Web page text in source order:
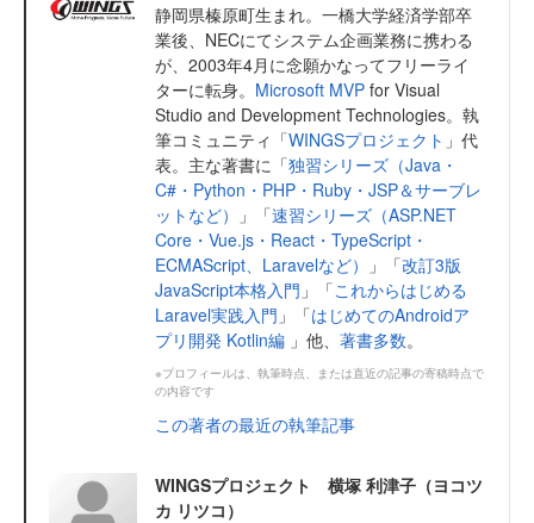
静岡県榛原町生まれ。一橋大学経済学部卒
業後、NECにてシステム企画業務に携わる
が、2003年4月に念願かなってフリーライ
ターに転身。 Microsoft MVP for Visual
Studio and Development Technologies。執
筆コミュニティ「WINGSプロジェクト 」代
表。主な著書に「独習シリーズ（Java・
C#・Python・PHP・Ruby・JSP＆サーブレ
ットなど）
」「速習シリーズ（ASP.NET
Core・Vue.js・React・TypeScript・
ECMAScript、Laravelなど）
」「改訂3版
JavaScript本格入門 」「これからはじめる
Laravel実践入門 」「はじめてのAndroidア
プリ開発 Kotlin編 」他、 著書多数。
※プロフィールは、執筆時点、または直近の記事の寄稿時点で
の内容です
この著者の最近の執筆記事
WINGSプロジェクト 横塚 利津子（ヨコツ
カ リツコ）